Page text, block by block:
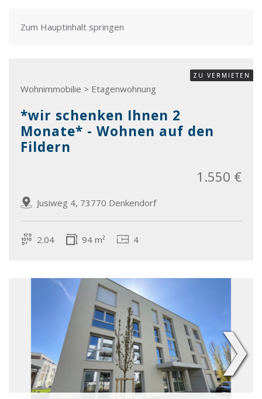
Zum Hauptinhalt springen
Wohnimmobilie > Etagenwohnung
ZU VERMIETEN
*wir schenken Ihnen 2
Monate* - Wohnen auf den
Fildern
Jusiweg 4, 73770 Denkendorf
1.550 €
2.04 94 m² 4
❯